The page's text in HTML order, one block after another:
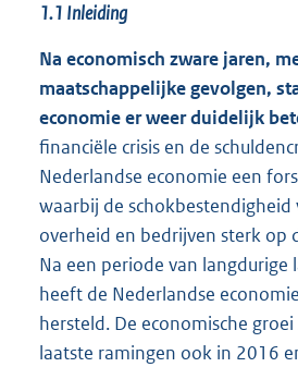
1.1 Inleiding
Na economisch zware jaren,
maatschappelijke gevolgen,
economie er weer duidelijk
financiële crisis en de
Nederlandse economie een
waarbij de schokbestendigheid
overheid en bedrijven sterk op
Na een periode van langdurige
heeft de Nederlandse
hersteld. De economische
laatste ramingen ook in 2016